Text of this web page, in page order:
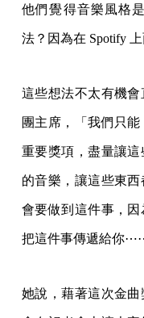
他們覺得音樂風格
法？因為在 Spotify
這些想法不太有機
團主席，「我們只
重要獎項，盡量讓
的音樂，讓這些東
會要做到這件事，
把這件事傳遞給你
她說，藉著這次金